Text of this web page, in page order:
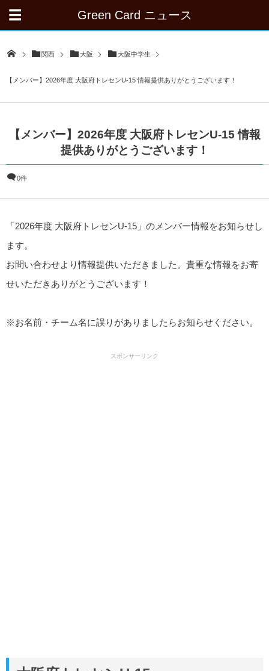
Green Card ニュース
関西 大阪 大阪中学生
【メンバー】2026年度 大阪府トレセンU-15 情報提供ありがとうございます！
【メンバー】2026年度 大阪府トレセンU-15 情報
提供ありがとうございます！
0件
「2026年度 大阪府トレセンU-15」のメンバー情報をお知らせし
ます。
お問い合わせより情報提供いただきました。貴重な情報をお寄
せいただきありがとうございます！
※お名前・チーム名に誤りがありましたらお知らせください。
スポンサーリンク